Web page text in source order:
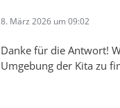
8. März 2026 um 09:02
Danke für die Antwort!
Umgebung der Kita zu